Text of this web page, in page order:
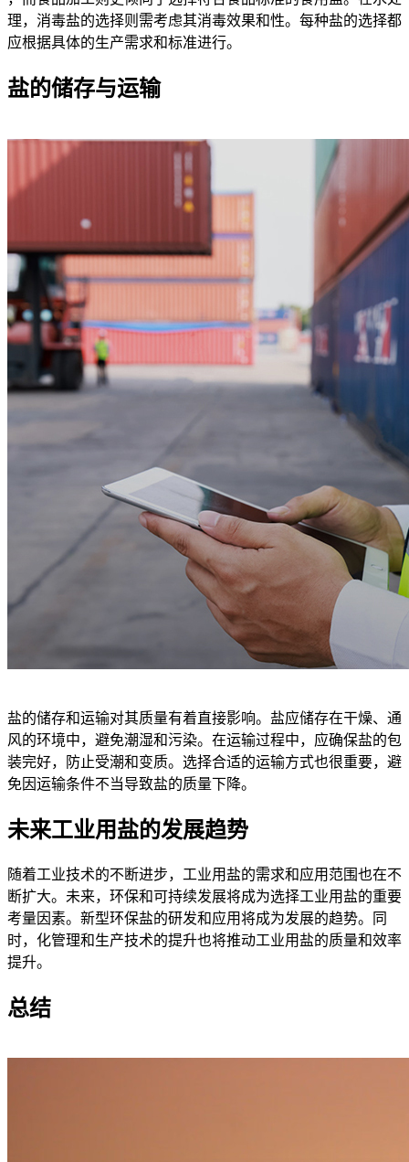
理，消毒盐的选择则需考虑其消毒效果和性。每种盐的选择都
应根据具体的生产需求和标准进行。
盐的储存与运输
盐的储存和运输对其质量有着直接影响。盐应储存在干燥、通
风的环境中，避免潮湿和污染。在运输过程中，应确保盐的包
装完好，防止受潮和变质。选择合适的运输方式也很重要，避
免因运输条件不当导致盐的质量下降。
未来工业用盐的发展趋势
随着工业技术的不断进步，工业用盐的需求和应用范围也在不
断扩大。未来，环保和可持续发展将成为选择工业用盐的重要
考量因素。新型环保盐的研发和应用将成为发展的趋势。同
时，化管理和生产技术的提升也将推动工业用盐的质量和效率
提升。
总结